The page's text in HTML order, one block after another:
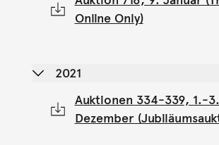
Online Only)
2021
Auktionen 334-339, 1.-3.
Dezember